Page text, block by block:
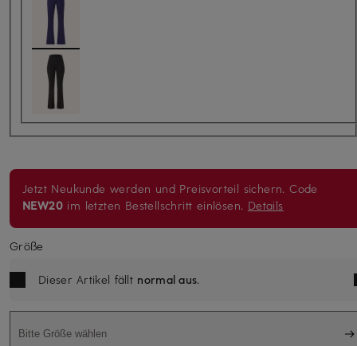
Jetzt Neukunde werden und Preisvorteil sichern. Code
NEW20 im letzten Bestellschritt einlösen. Details
Größe
Dieser Artikel fällt normal aus.
Bitte Größe wählen